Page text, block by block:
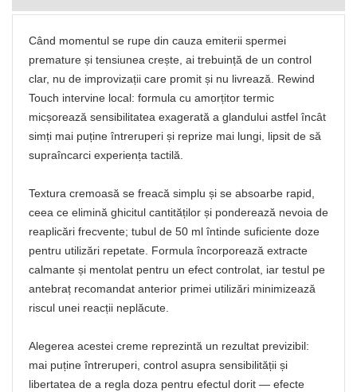
Când momentul se rupe din cauza emiterii spermei
premature și tensiunea crește, ai trebuință de un control
clar, nu de improvizații care promit și nu livrează. Rewind
Touch intervine local: formula cu amorțitor termic
micșorează sensibilitatea exagerată a glandului astfel încât
simți mai puține întreruperi și reprize mai lungi, lipsit de să
supraîncarci experiența tactilă.
Textura cremoasă se freacă simplu și se absoarbe rapid,
ceea ce elimină ghicitul cantităților și ponderează nevoia de
reaplicări frecvente; tubul de 50 ml întinde suficiente doze
pentru utilizări repetate. Formula încorporează extracte
calmante și mentolat pentru un efect controlat, iar testul pe
antebraț recomandat anterior primei utilizări minimizează
riscul unei reacții neplăcute.
Alegerea acestei creme reprezintă un rezultat previzibil:
mai puține întreruperi, control asupra sensibilității și
libertatea de a regla doza pentru efectul dorit — efecte